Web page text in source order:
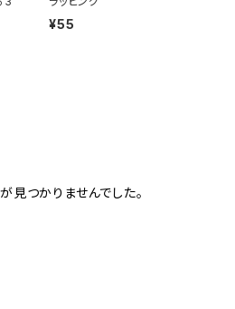
¥55
見つかりませんでした。